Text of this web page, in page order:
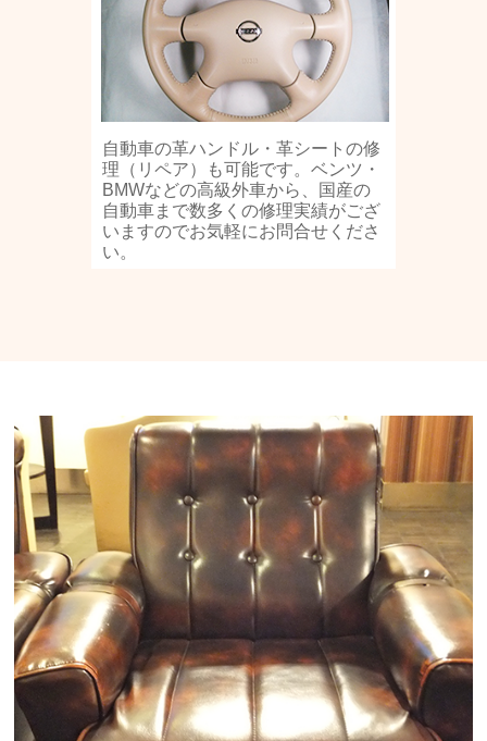
自動車の革ハンドル・革シートの修
理（リペア）も可能です。ベンツ・
BMWなどの高級外車から、国産の
自動車まで数多くの修理実績がござ
いますのでお気軽にお問合せくださ
い。